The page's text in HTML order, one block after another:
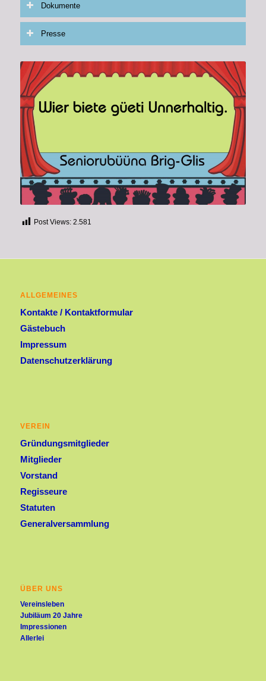
Dokumente
Presse
Post Views: 2.581
ALLGEMEINES
Kontakte / Kontaktformular
Gästebuch
Impressum
Datenschutzerklärung
VEREIN
Gründungsmitglieder
Mitglieder
Vorstand
Regisseure
Statuten
Generalversammlung
ÜBER UNS
Vereinsleben
Jubiläum 20 Jahre
Impressionen
Allerlei